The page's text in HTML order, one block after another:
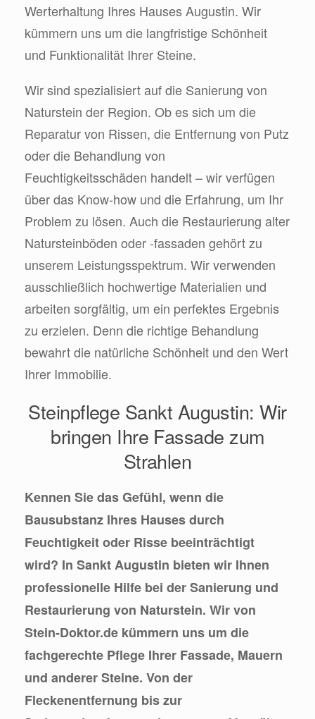
Werterhaltung Ihres Hauses Augustin. Wir
kümmern uns um die langfristige Schönheit
und Funktionalität Ihrer Steine.
Wir sind spezialisiert auf die Sanierung von
Naturstein der Region. Ob es sich um die
Reparatur von Rissen, die Entfernung von Putz
oder die Behandlung von
Feuchtigkeitsschäden handelt – wir verfügen
über das Know-how und die Erfahrung, um Ihr
Problem zu lösen. Auch die Restaurierung alter
Natursteinböden oder -fassaden gehört zu
unserem Leistungsspektrum. Wir verwenden
ausschließlich hochwertige Materialien und
arbeiten sorgfältig, um ein perfektes Ergebnis
zu erzielen. Denn die richtige Behandlung
bewahrt die natürliche Schönheit und den Wert
Ihrer Immobilie.
Steinpflege Sankt Augustin: Wir
bringen Ihre Fassade zum
Strahlen
Kennen Sie das Gefühl, wenn die
Bausubstanz Ihres Hauses durch
Feuchtigkeit oder Risse beeinträchtigt
wird? In Sankt Augustin bieten wir Ihnen
professionelle Hilfe bei der Sanierung und
Restaurierung von Naturstein. Wir von
Stein-Doktor.de kümmern uns um die
fachgerechte Pflege Ihrer Fassade, Mauern
und anderer Steine. Von der
Fleckenentfernung bis zur